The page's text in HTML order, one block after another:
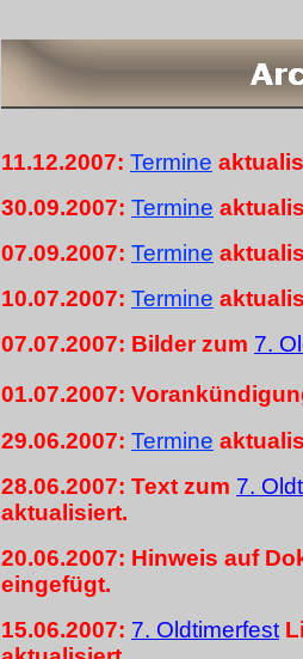
11.12.2007: Termine
30.09.2007: Termine
07.09.2007: Termine
10.07.2007: Termine
07.07.2007: Bilder zum 7.
01.07.2007:
29.06.2007: Termine
28.06.2007: Text zum 7.
aktualisiert.
20.06.2007: Hinweis auf
eingefügt.
15.06.2007: 7. Oldtimerfest